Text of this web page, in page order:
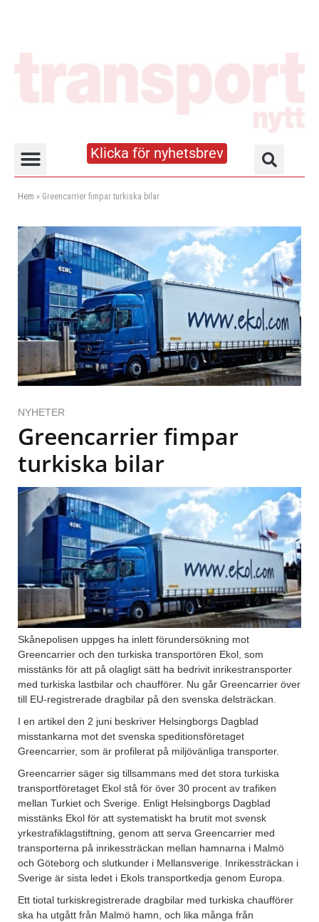
Klicka för nyhetsbrev
Hem » Greencarrier fimpar turkiska bilar
NYHETER
Greencarrier fimpar
turkiska bilar
Skånepolisen uppges ha inlett förundersökning mot
Greencarrier och den turkiska transportören Ekol, som
misstänks för att på olagligt sätt ha bedrivit inrikestransporter
med turkiska lastbilar och chaufförer. Nu går Greencarrier över
till EU-registrerade dragbilar på den svenska delsträckan.
I en artikel den 2 juni beskriver Helsingborgs Dagblad
misstankarna mot det svenska speditionsföretaget
Greencarrier, som är profilerat på miljövänliga transporter.
Greencarrier säger sig tillsammans med det stora turkiska
transportföretaget Ekol stå för över 30 procent av trafiken
mellan Turkiet och Sverige. Enligt Helsingborgs Dagblad
misstänks Ekol för att systematiskt ha brutit mot svensk
yrkestrafiklagstiftning, genom att serva Greencarrier med
transporterna på inrikessträckan mellan hamnarna i Malmö
och Göteborg och slutkunder i Mellansverige. Inrikessträckan i
Sverige är sista ledet i Ekols transportkedja genom Europa.
Ett tiotal turkiskregistrerade dragbilar med turkiska chaufförer
ska ha utgått från Malmö hamn, och lika många från